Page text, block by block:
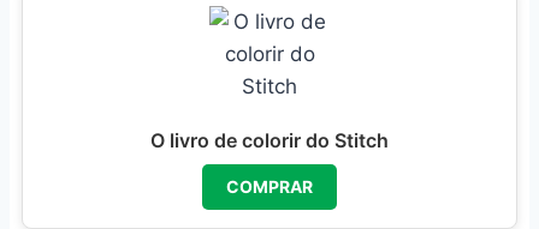
O livro de colorir do Stitch
COMPRAR